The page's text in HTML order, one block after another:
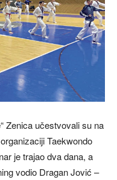
Zenica učestvovali su na
Taekwondo
je trajao dva dana, a
vodio Dragan Jović –